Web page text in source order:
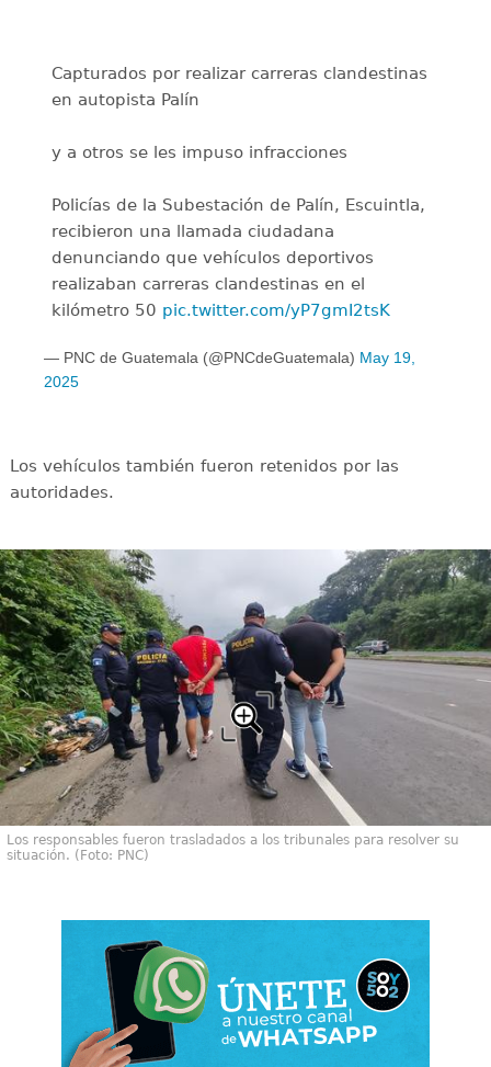
Capturados por realizar carreras clandestinas
en autopista Palín
y a otros se les impuso infracciones
Policías de la Subestación de Palín, Escuintla,
recibieron una llamada ciudadana
denunciando que vehículos deportivos
realizaban carreras clandestinas en el
kilómetro 50 pic.twitter.com/yP7gmI2tsK
— PNC de Guatemala (@PNCdeGuatemala) May 19,
2025
Los vehículos también fueron retenidos por las
autoridades.
Los responsables fueron trasladados a los tribunales para resolver su
situación. (Foto: PNC)